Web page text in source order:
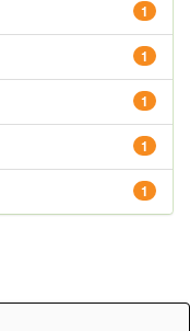
1
1
1
1
1